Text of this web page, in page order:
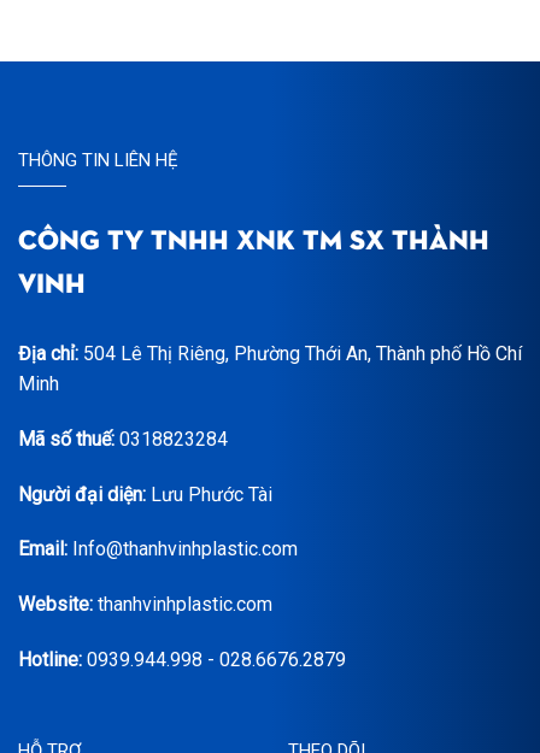
THÔNG TIN LIÊN HỆ
CÔNG TY TNHH XNK TM SX THÀNH
VINH
Địa chỉ: 504 Lê Thị Riêng, Phường Thới An, Thành phố Hồ Chí
Minh
Mã số thuế: 0318823284
Người đại diện: Lưu Phước Tài
Email: Info@thanhvinhplastic.com
Website: thanhvinhplastic.com
Hotline: 0939.944.998 - 028.6676.2879